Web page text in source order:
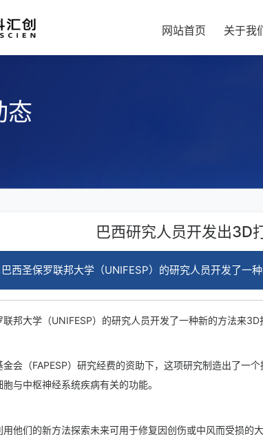
网站首页 关于我
态
巴西研究人员开发出3D
西圣保罗联邦大学（UNIFESP）的研究人员开发了一
邦大学（UNIFESP）的研究人员开发了一种新的方法来
会（FAPESP）研究经费的资助下，这项研究制造出了一
与中枢神经系统疾病有关的功能。
他们的新方法探索未来可用于修复因创伤或中风而受损的大